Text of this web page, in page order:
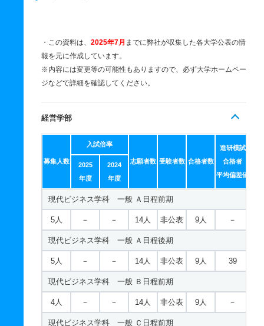
・この資料は、 2025年7月 までに弊社が収集した各大学公表の情
報を元に作成しています。
※内容には変更等の可能性もありますので、必ず大学ホームペー
ジなどで詳細を確認してください。
経営学部
募集人数
入試倍率
志願者数 受験者数 合格者数
進研模試
合格者
平均偏差値
2025
年度
2024
年度
現代ビジネス学科 一般 Ａ日程前期
5人 － － 14人 非公表 9人 －
現代ビジネス学科 一般 Ａ日程後期
5人 － － 14人 非公表 9人 39
現代ビジネス学科 一般 Ｂ日程前期
4人 － － 14人 非公表 9人 －
現代ビジネス学科 一般 Ｃ日程前期